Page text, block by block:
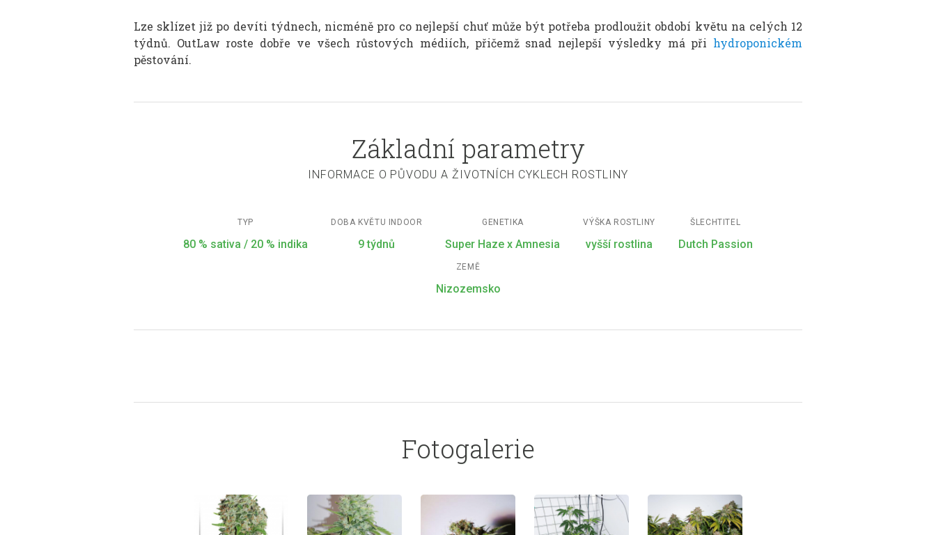
Lze sklízet již po devíti týdnech, nicméně pro co nejlepší chuť může být potřeba prodloužit období květu na celých 12
týdnů. OutLaw roste dobře ve všech růstových médiích, přičemž snad nejlepší výsledky má při hydroponickém
pěstování.
Základní parametry
INFORMACE O PŮVODU A ŽIVOTNÍCH CYKLECH ROSTLINY
TYP
80 % sativa / 20 % indika
DOBA KVĚTU INDOOR
9 týdnů
GENETIKA
Super Haze x Amnesia
VÝŠKA ROSTLINY
vyšší rostlina
ŠLECHTITEL
Dutch Passion
ZEMĚ
Nizozemsko
Fotogalerie